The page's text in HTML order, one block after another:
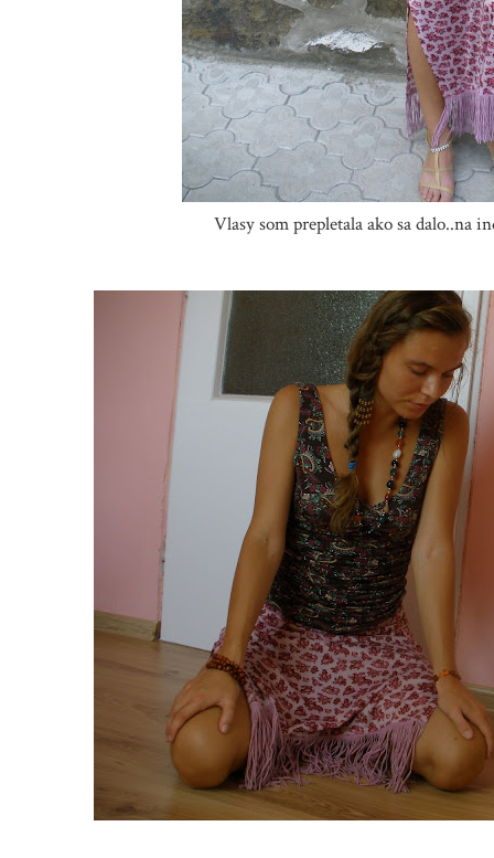
Vlasy som prepletala ako sa dalo..na